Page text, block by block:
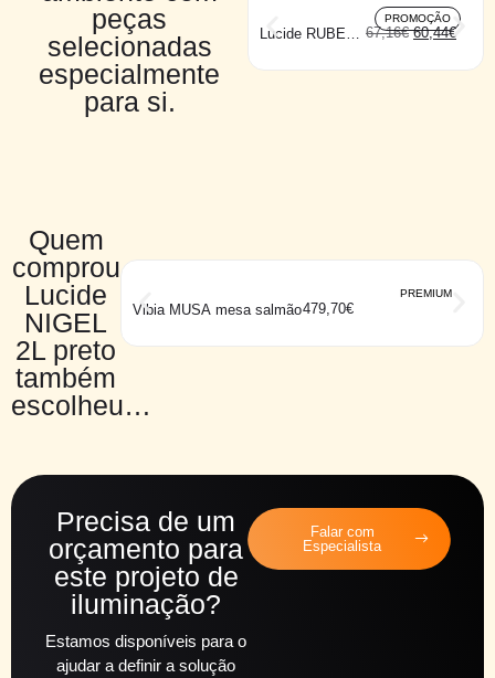
peças
selecionadas
especialmente
para si.
PROMOÇÃO
Lucide RUBEN
67,16€ 60,44€
Quem
comprou
Lucide
NIGEL
2L preto
também
escolheu…
PREMIUM
Vibia MUSA mesa salmão479,70€
Precisa de um
orçamento para
este projeto de
iluminação?
Estamos disponíveis para o
ajudar a definir a solução
Falar com
Especialista